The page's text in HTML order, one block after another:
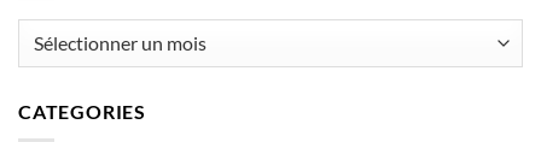
CATEGORIES